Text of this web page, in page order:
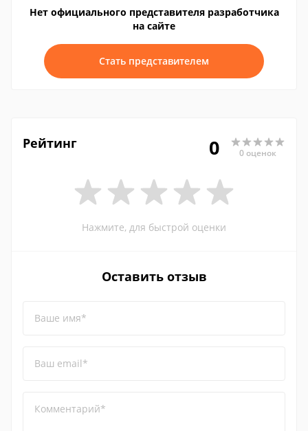
Нет официального представителя разработчика
на сайте
Стать представителем
Рейтинг 0 0 оценок
Нажмите, для быстрой оценки
Оставить отзыв
Ваше имя*
Ваш email*
Комментарий*